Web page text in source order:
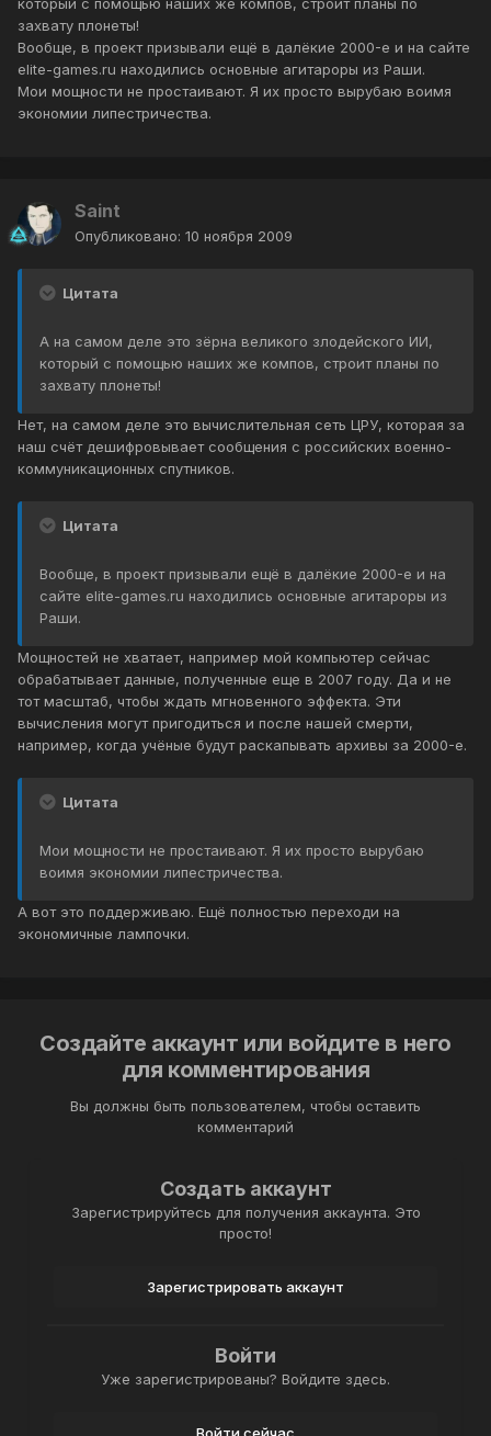
который с помощью наших же компов, строит планы по
захвату плонеты!
Вообще, в проект призывали ещё в далёкие 2000-е и на сайте
elite-games.ru находились основные агитароры из Раши.
Мои мощности не простаивают. Я их просто вырубаю воимя
экономии липестричества.
Saint
Опубликовано: 10 ноября 2009
Цитата
А на самом деле это зёрна великого злодейского ИИ,
который с помощью наших же компов, строит планы по
захвату плонеты!
Нет, на самом деле это вычислительная сеть ЦРУ, которая за
наш счёт дешифровывает сообщения с российских военно-
коммуникационных спутников.
Цитата
Вообще, в проект призывали ещё в далёкие 2000-е и на
сайте elite-games.ru находились основные агитароры из
Раши.
Мощностей не хватает, например мой компьютер сейчас
обрабатывает данные, полученные еще в 2007 году. Да и не
тот масштаб, чтобы ждать мгновенного эффекта. Эти
вычисления могут пригодиться и после нашей смерти,
например, когда учёные будут раскапывать архивы за 2000-е.
Цитата
Мои мощности не простаивают. Я их просто вырубаю
воимя экономии липестричества.
А вот это поддерживаю. Ещё полностью переходи на
экономичные лампочки.
Создайте аккаунт или войдите в него
для комментирования
Вы должны быть пользователем, чтобы оставить
комментарий
Создать аккаунт
Зарегистрируйтесь для получения аккаунта. Это
просто!
Зарегистрировать аккаунт
Войти
Уже зарегистрированы? Войдите здесь.